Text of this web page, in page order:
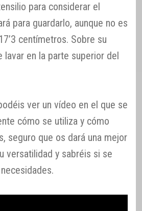
para considerar el
para guardarlo, aunque no es
centímetros. Sobre su
lavar en la parte superior del
ver un vídeo en el que se
cómo se utiliza y cómo
seguro que os dará una mejor
versatilidad y sabréis si se